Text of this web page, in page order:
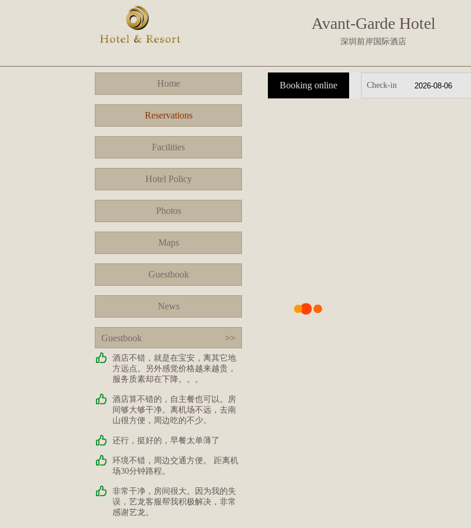
Avant-Garde Hotel
深圳前岸国际酒店
Home
Reservations
Facilities
Hotel Policy
Photos
Maps
Guestbook
News
Guestbook >>
酒店不错，就是在宝安，离其它地
方远点。另外感觉价格越来越贵，
服务质素却在下降。。。
酒店算不错的，自主餐也可以。房
间够大够干净。离机场不远，去南
山很方便，周边吃的不少。
还行，挺好的，早餐太单薄了
环境不错，周边交通方便。 距离机
场30分钟路程。
非常干净，房间很大。因为我的失
误，艺龙客服帮我积极解决，非常
感谢艺龙。
Booking online Check-in